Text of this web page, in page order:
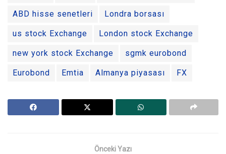
ABD hisse senetleri Londra borsası
us stock Exchange London stock Exchange
new york stock Exchange sgmk eurobond
Eurobond Emtia Almanya piyasası FX
Önceki Yazı